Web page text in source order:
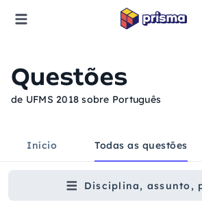
Questões
de UFMS 2018 sobre Português
Início Todas as questões
Disciplina, assunto,